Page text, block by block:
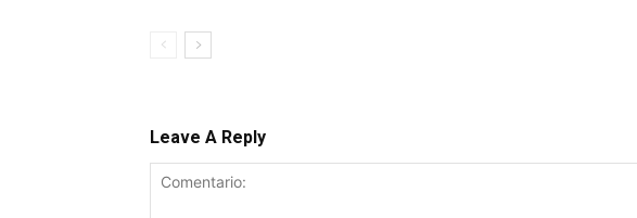
Leave A Reply